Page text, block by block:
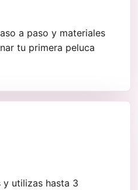
a paso y materiales
tu primera peluca
y utilizas hasta 3